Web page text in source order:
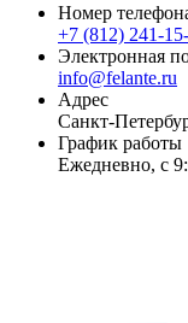
Номер
+7 (812) 241-
Электронная
info@felante.ru
Адрес
Санкт-
График работы
Ежедневно, с